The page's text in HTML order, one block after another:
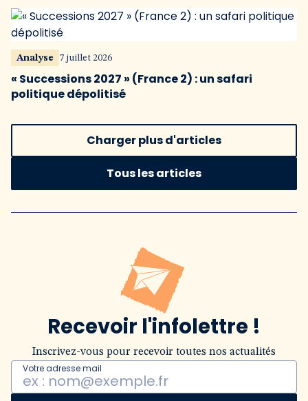
Analyse 7 juillet 2026
« Successions 2027 » (France 2) : un safari
politique dépolitisé
Charger plus d'articles
Tous les articles
Recevoir l'infolettre !
Inscrivez-vous pour recevoir toutes nos actualités
Votre adresse mail